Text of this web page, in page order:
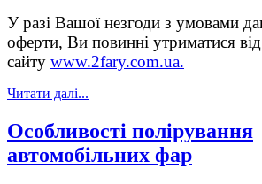
У разі Вашої незгоди з умовами
оферти, Ви повинні утриматися
сайту www.2fary.com.ua.
Читати далі...
Особливості полірування
автомобільних фар